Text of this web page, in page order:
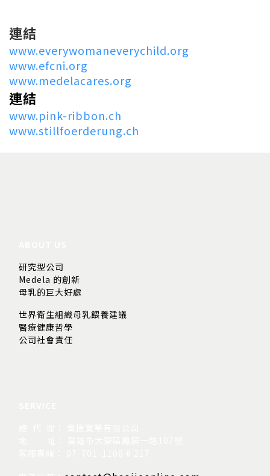
連結
www.everywomaneverychild.org
www.efcni.org
www.medelacares.org
連結
www.pink-ribbon.ch
www.stillfoerderung.ch
研究型公司
Medela 的創新
母乳的巨大好處
世界衛生組織母乳餵養建議
醫療健康哲學
公司社會責任